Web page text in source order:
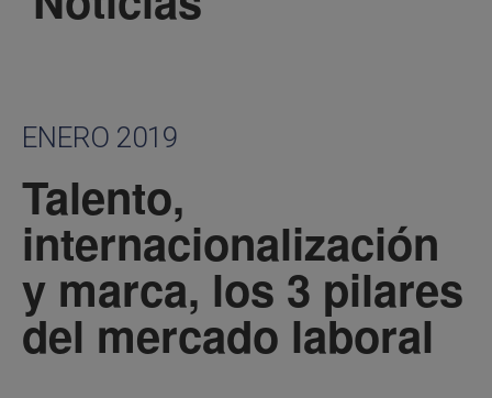
ENERO 2019
Talento,
internacionalización
y marca, los 3 pilares
del mercado laboral